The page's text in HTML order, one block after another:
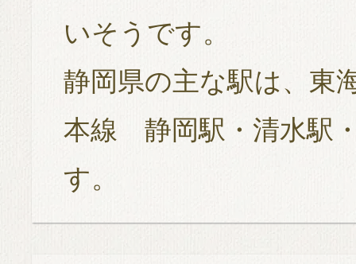
いそうです。
静岡県の主な駅は、東
本線 静岡駅・清水駅
す。